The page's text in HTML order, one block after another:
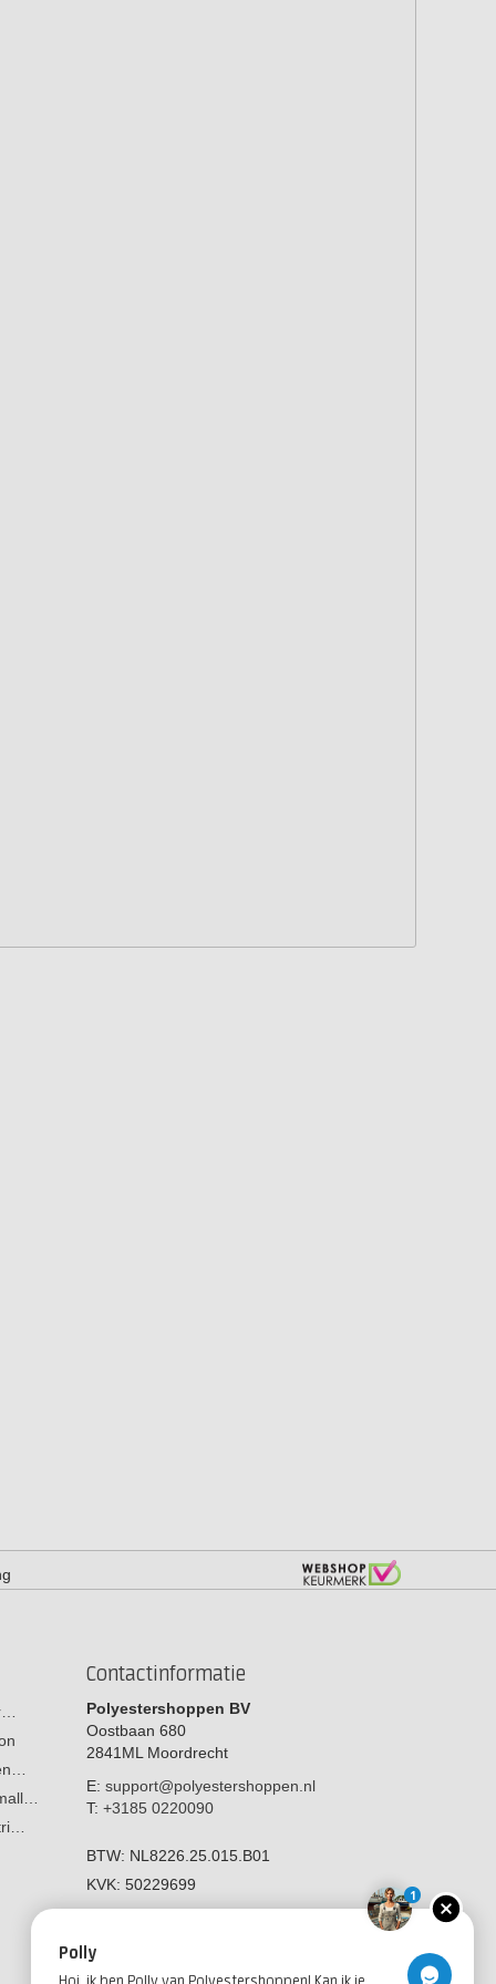
Contactinformatie
Polyestershoppen BV
Oostbaan 680
2841ML Moordrecht
E: support@polyestershoppen.nl
T: +3185 0220090
BTW: NL8226.25.015.B01
KVK: 50229699
1
Polly